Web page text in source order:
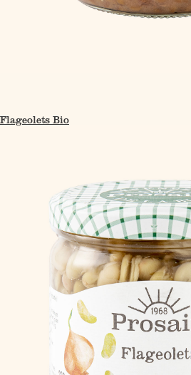
Flageolets Bio